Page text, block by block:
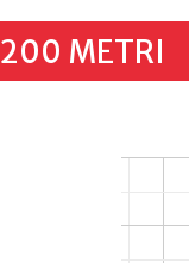
200 METRI